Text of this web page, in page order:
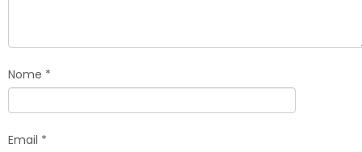
Nome *
Email *